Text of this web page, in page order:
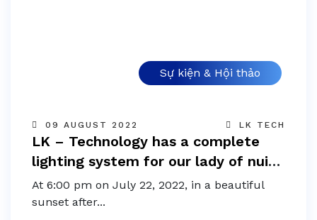
Sự kiện & Hội thảo
09 AUGUST 2022 LK TECH
LK – Technology has a complete
lighting system for our lady of nui
cui pilgrimage center
At 6:00 pm on July 22, 2022, in a beautiful
sunset after...